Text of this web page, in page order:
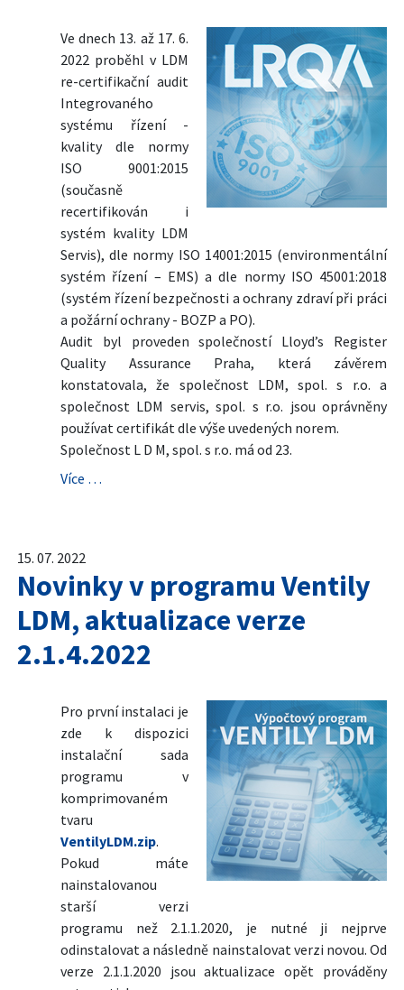
Ve dnech 13. až 17. 6.
2022 proběhl v LDM
re-certifikační audit
Integrovaného
systému řízení -
kvality dle normy
ISO 9001:2015
(současně
recertifikován i
systém kvality LDM
Servis), dle normy ISO 14001:2015 (environmentální
systém řízení – EMS) a dle normy ISO 45001:2018
(systém řízení bezpečnosti a ochrany zdraví při práci
a požární ochrany - BOZP a PO).
Audit byl proveden společností Lloyd’s Register
Quality Assurance Praha, která závěrem
konstatovala, že společnost LDM, spol. s r.o. a
společnost LDM servis, spol. s r.o. jsou oprávněny
používat certifikát dle výše uvedených norem.
Společnost L D M, spol. s r.o. má od 23.
Více …
15. 07. 2022
Novinky v programu Ventily
LDM, aktualizace verze
2.1.4.2022
Pro první instalaci je
zde k dispozici
instalační sada
programu v
komprimovaném
tvaru
VentilyLDM.zip.
Pokud máte
nainstalovanou
starší verzi
programu než 2.1.1.2020, je nutné ji nejprve
odinstalovat a následně nainstalovat verzi novou. Od
verze 2.1.1.2020 jsou aktualizace opět prováděny